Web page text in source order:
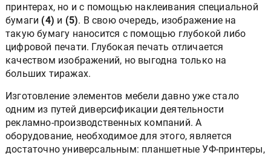
принтерах, но и с помощью наклеивания специальной
бумаги (4) и (5). В свою очередь, изображение на
такую бумагу наносится с помощью глубокой либо
цифровой печати. Глубокая печать отличается
качеством изображений, но выгодна только на
больших тиражах.
Изготовление элементов мебели давно уже стало
одним из путей диверсификации деятельности
рекламно-производственных компаний. А
оборудование, необходимое для этого, является
достаточно универсальным: планшетные УФ-принтеры,